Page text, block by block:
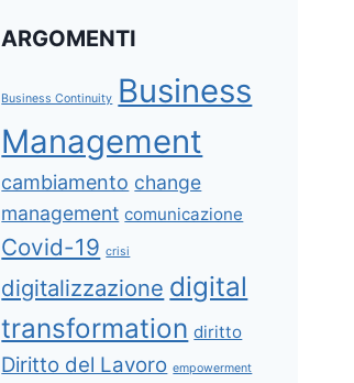
ARGOMENTI
Business Continuity Business
Management
cambiamento change
management comunicazione
Covid-19 crisi
digitalizzazione digital
transformation diritto
Diritto del Lavoro empowerment